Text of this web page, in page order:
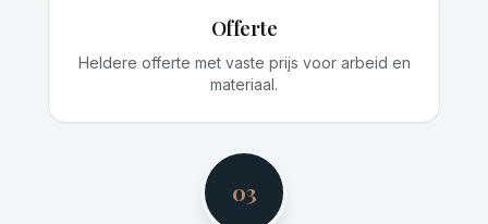
Offerte
Heldere offerte met vaste prijs voor arbeid en
materiaal.
03